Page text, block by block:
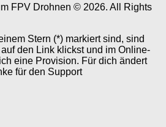
FPV Drohnen © 2026. All Rights
Stern (*) markiert sind, sind
den Link klickst und im Online-
eine Provision. Für dich ändert
für den Support